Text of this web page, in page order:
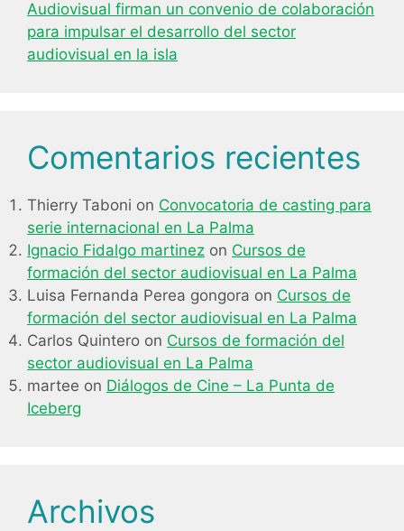
Audiovisual firman un convenio de colaboración
para impulsar el desarrollo del sector
audiovisual en la isla
Comentarios recientes
Thierry Taboni on Convocatoria de casting para
serie internacional en La Palma
Ignacio Fidalgo martinez on Cursos de
formación del sector audiovisual en La Palma
Luisa Fernanda Perea gongora on Cursos de
formación del sector audiovisual en La Palma
Carlos Quintero on Cursos de formación del
sector audiovisual en La Palma
martee on Diálogos de Cine – La Punta de
Iceberg
Archivos